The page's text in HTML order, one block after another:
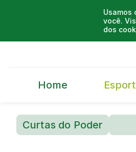
Usamos
você.
dos
Home
Curtas do Poder